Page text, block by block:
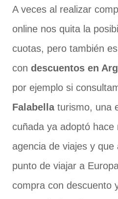
A veces al realizar
online nos quita la
cuotas, pero también
con descuentos en
por ejemplo si
Falabellaturismo, una
cuñada ya adoptó hace
agencia de viajes y
punto de viajar a
compra con descuento